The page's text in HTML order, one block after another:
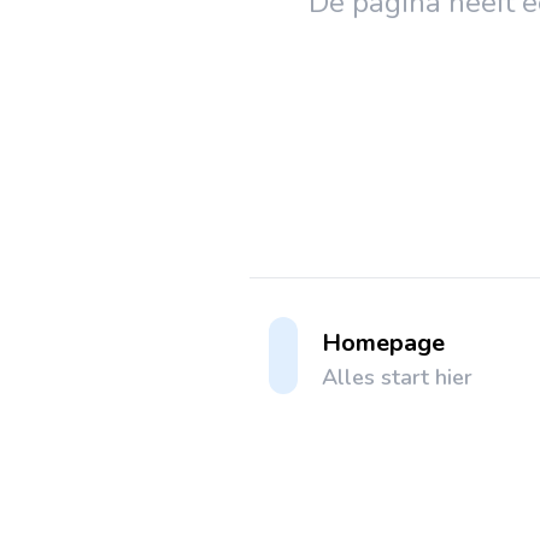
Homepage
Alles start hier